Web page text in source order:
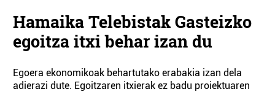
Hamaika Telebistak Gasteizko
egoitza itxi behar izan du
Egoera ekonomikoak behartutako erabakia izan dela
adierazi dute. Egoitzaren itxierak ez badu proiektuaren